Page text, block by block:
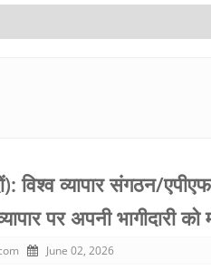
विश्व व्यापार संगठन/
पर अपनी भागीदारी
June 02, 2026